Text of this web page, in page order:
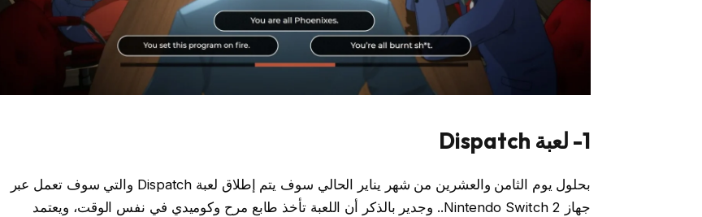
1- لعبة Dispatch
بحلول يوم الثامن والعشرين من شهر يناير الحالي سوف يتم إطلاق لعبة Dispatch والتي سوف تعمل عبر
جهاز Nintendo Switch 2.. وجدير بالذكر أن اللعبة تأخذ طابع مرح وكوميدي في نفس الوقت، ويعتمد